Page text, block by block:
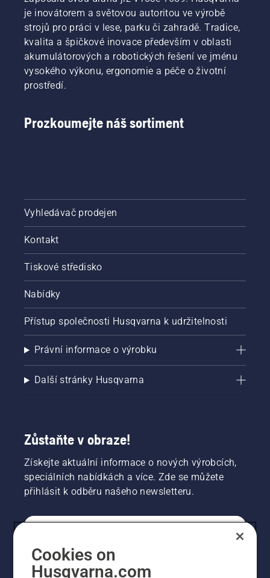
je inovátorem a světovou autoritou ve výrobě
strojů pro práci v lese, parku či zahradě. Tradice,
kvalita a špičkové inovace především v oblasti
akumulátorových a robotických řešení ve jménu
vysokého výkonu, ergonomie a péče o životní
prostředí.
Prozkoumejte náš sortiment
Vyhledávač prodejen
Kontakt
Tiskové středisko
Nabídky
Přístup společnosti Husqvarna k udržitelnosti
Právní informace o výrobku
Další stránky Husqvarna
Zůstaňte v obraze!
Získejte aktuální informace o nových výrobcích,
speciálních nabídkách a více. Zde se můžete
přihlásit k odběru našeho newsletteru.
Cookies on
Husqvarna.com